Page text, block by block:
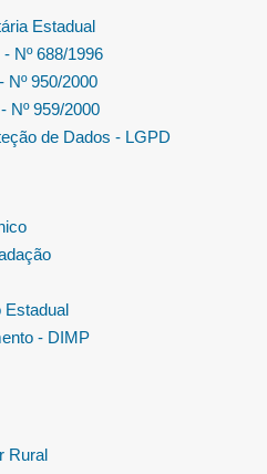
Estadual
Nº 688/1996
Nº 950/2000
Nº 959/2000
de Dados - LGPD
Estadual
- DIMP
Rural